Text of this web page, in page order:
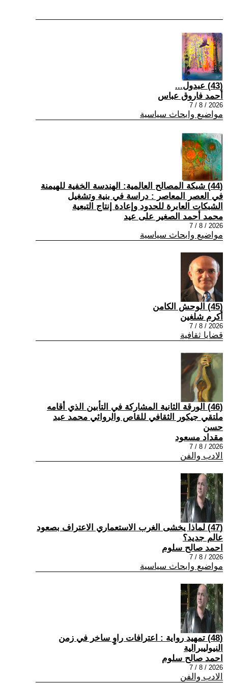
(43) عبدول...
أحمد فاروق عباس
2026 / 8 / 7
مواضيع وابحاث سياسية
(44) شبكة المصالح العالمية: الهندسة الخفية للهيمنة
في العصر المعاصر : دراسة في بنية وتشغيل
الشبكات العابرة للحدود وإعادة إنتاج التبعية
محمد أحمد الصغير على عيد
2026 / 8 / 7
مواضيع وابحاث سياسية
(45) الوحش الكامن
أكرم شلغين
2026 / 8 / 7
قضايا ثقافية
(46) الورقة الثانية المشاركة في التأبين الذي أقامه
ملتقي جيكور الثقافي للقاص والروائي محمد عبد
حسن
مقداد مسعود
2026 / 8 / 7
الادب والفن
(47) لماذا يخشى الغرب الاستعماري الاعتراف بصعود
عالم جديد؟
احمد صالح سلوم
2026 / 8 / 7
مواضيع وابحاث سياسية
(48) تمهيد رواية : اعترافات راوٍ ساخر في زمن
النيوليبرالية
احمد صالح سلوم
2026 / 8 / 7
الادب والفن